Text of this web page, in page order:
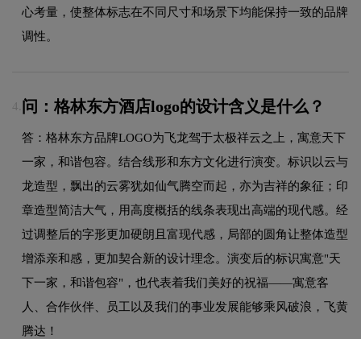
心考量，使整体标志在不同尺寸和场景下均能保持一致的品牌
调性。
4. 问：格林东方酒店logo的设计含义是什么？
答：格林东方品牌LOGO为飞龙驾于太极祥云之上，寓意天下
一家，和谐包容。结合线形和东方文化进行演变。标识以云与
龙造型，飘出的云雾犹如仙气腾空而起，亦为吉祥的象征；印
章造型简洁大气，用高度概括的线条表现出高端的现代感。经
过调整后的字形更加硬朗且富现代感，局部的圆角让整体造型
增添亲和感，更加契合新的设计理念。演变后的标识寓意"天
下一家，和谐包容"，也代表着我们美好的祝福——寓意客
人、合作伙伴、员工以及我们的事业发展能够乘风破浪，飞黄
腾达！